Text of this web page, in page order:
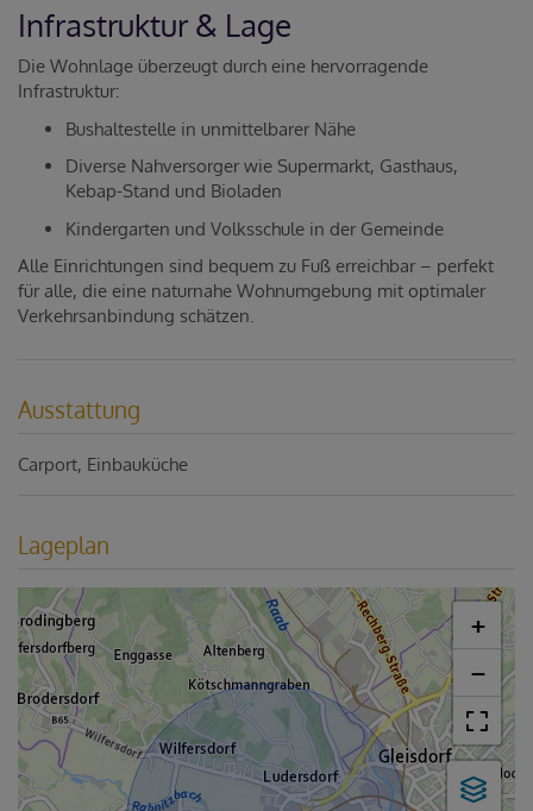
Infrastruktur & Lage
Die Wohnlage überzeugt durch eine hervorragende
Infrastruktur:
Bushaltestelle in unmittelbarer Nähe
Diverse Nahversorger wie Supermarkt, Gasthaus,
Kebap-Stand und Bioladen
Kindergarten und Volksschule in der Gemeinde
Alle Einrichtungen sind bequem zu Fuß erreichbar – perfekt
für alle, die eine naturnahe Wohnumgebung mit optimaler
Verkehrsanbindung schätzen.
Ausstattung
Carport Einbauküche
Lageplan
+
−